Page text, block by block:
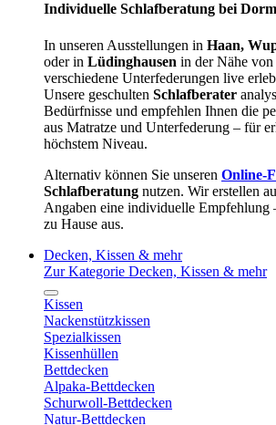
Individuelle Schlafberatung bei
In unseren Ausstellungen in Haan,
oder in Lüdinghausen in der Nähe von
verschiedene Unterfederungen live
Unsere geschulten Schlafberater
Bedürfnisse und empfehlen Ihnen die
aus Matratze und Unterfederung – für
höchstem Niveau.
Alternativ können Sie unseren Online-
Schlafberatung nutzen. Wir erstellen
Angaben eine individuelle Empfehlung
zu Hause aus.
Decken, Kissen & mehr
Zur Kategorie Decken, Kissen & mehr
Kissen
Nackenstützkissen
Spezialkissen
Kissenhüllen
Bettdecken
Alpaka-Bettdecken
Schurwoll-Bettdecken
Natur-Bettdecken